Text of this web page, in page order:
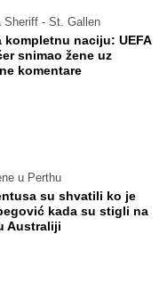
Sheriff - St. Gallen
kompletnu naciju: UEFA
snimao žene uz
komentare
u Perthu
su shvatili ko je
kada su stigli na
Australiji